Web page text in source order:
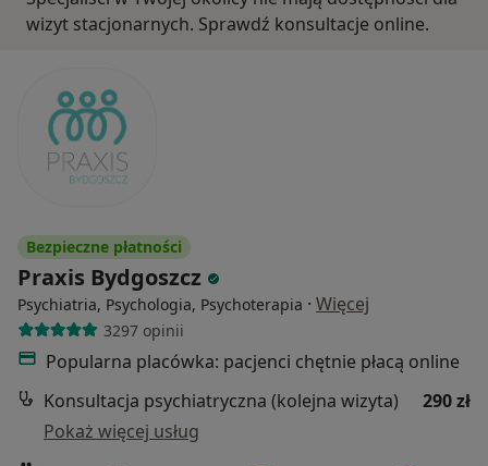
wizyt stacjonarnych. Sprawdź konsultacje online.
Bezpieczne płatności
Praxis Bydgoszcz
Psychiatria, Psychologia, Psychoterapia · Więcej
3297 opinii
Popularna placówka: pacjenci chętnie płacą online
Konsultacja psychiatryczna (kolejna wizyta)
290 zł
Pokaż więcej usług